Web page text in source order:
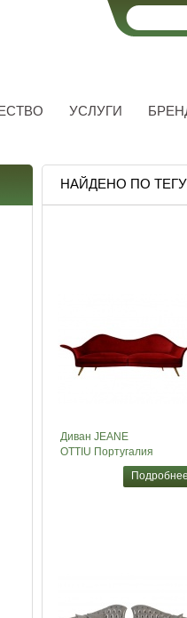
УСЛУГИ
НАЙДЕНО ПО
Диван JEANE
OTTIU Португалия
Подробнее